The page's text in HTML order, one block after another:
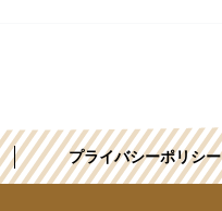
プライバシーポリシー